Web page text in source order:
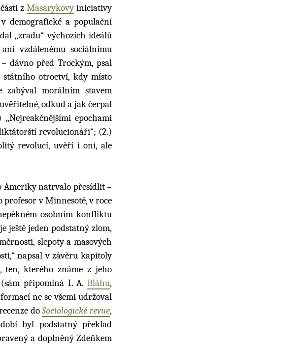
z Masarykovyiniciativy
demografické a populační
„zradu“ výchozích ideálů
vzdálenému sociálnímu
dávno před Trockým, psal
státního otroctví, kdy místo
zabýval morálním stavem
odkud a jak čerpal
epochami
revolucionáři“; (2.)
revolucí, uvěří i oni, ale
Ameriky natrvalo přesídlit –
v Minnesotě, v roce
osobním konfliktu
ještě jeden podstatný zlom,
slepoty a masových
napsal v závěru kapitoly
ten, kterého známe z jeho
připomíná I. A. Bláhu,
ne se všemi udržoval
doSociologické revue,
byl podstatný překlad
a doplněný Zdeňkem